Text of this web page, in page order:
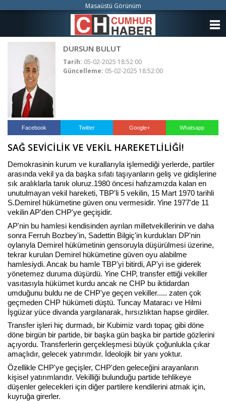
DURSUN BULUT
Tarih: 05-02-2025 18:52:00
Güncelleme: 05-02-2025 18:52:00
Facebook Twitter Google+ Whatsapp
SAĞ SEVİCİLİK VE VEKİL HAREKETLİLİĞİ!
Demokrasinin kurum ve kurallarıyla işlemediği yerlerde, partiler
arasında vekil ya da başka sıfatı taşıyanların geliş ve gidişlerine
sık aralıklarla tanık oluruz.1980 öncesi hafızamızda kalan en
unutulmayan vekil hareketi, TBP'li 5 vekilin, 15 Mart 1970 tarihli
S.Demirel hükümetine güven onu vermesidir. Yine 1977'de 11
vekilin AP'den CHP'ye geçişidir.
AP'nin bu hamlesi kendisinden ayrılan milletvekillerinin ve daha
sonra Ferruh Bozbey'in, Sadettin Bilgiç'in kurdukları DP'nin
oylarıyla Demirel hükümetinin gensoruyla düşürülmesi üzerine,
tekrar kurulan Demirel hükümetine güven oyu alabilme
hamlesiydi. Ancak bu hamle TBP'yi bitirdi, AP'yi ise giderek
yönetemez duruma düşürdü. Yine CHP, transfer ettiği vekiller
vasıtasıyla hükümet kurdu ancak ne CHP bu iktidardan
umduğunu buldu ne de CHP'ye geçen vekiller..... zaten çok
geçmeden CHP hükümeti düştü. Tuncay Mataracı ve Hilmi
İşgüzar yüce divanda yargılanarak, hırsızlıktan hapse girdiler.
Transfer işleri hiç durmadı, bir Kubimiz vardı topaç gibi döne
döne birgün bir partide, bir başka gün başka bir partide gözlerini
açıyordu. Transferlerin gerçekleşmesi büyük çoğunlukla çıkar
amaçlıdır, gelecek yatırımdır. İdeolojik bir yanı yoktur.
Özellikle CHP'ye geçişler, CHP'den geleceğini arayanların
kişisel yatırımlarıdır. Vekilliği bulunduğu partide tehlikeye
düşenler gelecekleri için diğer partilere kendilerini atmak için,
kuyruğa girerler.
Masaüstü Görünüm
YAZARLAR
FOTO GALERİ
VİDEO GALERİ
KÜNYE
İLETİŞİM
Haberin Doğru Adresi.